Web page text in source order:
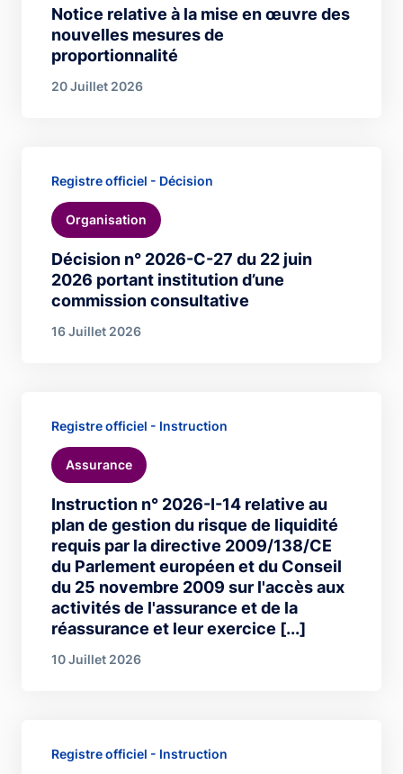
Notice relative à la mise en œuvre des
nouvelles mesures de
proportionnalité
20 Juillet 2026
Décision n° 2026-C-27 du 22 juin
2026 portant institution d’une
commission consultative
Registre officiel - Décision
Organisation
16 Juillet 2026
Instruction n° 2026-I-14 relative au
plan de gestion du risque de liquidité
requis par la directive 2009/138/CE
du Parlement européen et du Conseil
du 25 novembre 2009 sur l'accès aux
activités de l'assurance et de la
réassurance et leur exercice [...]
Registre officiel - Instruction
Assurance
10 Juillet 2026
Registre officiel - Instruction